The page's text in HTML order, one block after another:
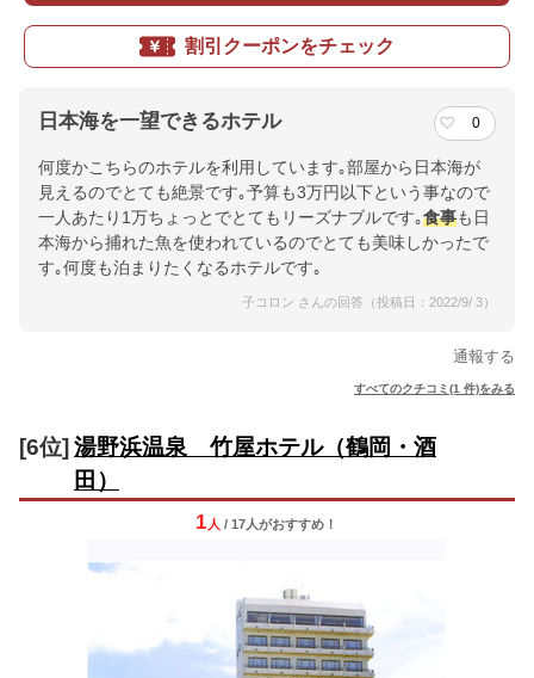
割引クーポンをチェック
日本海を一望できるホテル 0
何度かこちらのホテルを利用しています｡部屋から日本海が
見えるのでとても絶景です｡予算も3万円以下という事なので
一人あたり1万ちょっとでとてもリーズナブルです｡食事も日
本海から捕れた魚を使われているのでとても美味しかったで
す｡何度も泊まりたくなるホテルです｡
子コロン さんの回答（投稿日：2022/9/ 3）
通報する
すべてのクチコミ(1 件)をみる
[6位] 湯野浜温泉 竹屋ホテル（鶴岡・酒
田）
1 人 / 17人がおすすめ！